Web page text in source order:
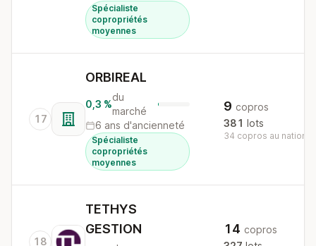
Spécialiste
copropriétés
moyennes
17
ORBIREAL
0,3 %
du
marché
6 ans d'ancienneté
Spécialiste
copropriétés
moyennes
9 copros
381 lots
34 copros au national
18
TETHYS
GESTION
14 copros